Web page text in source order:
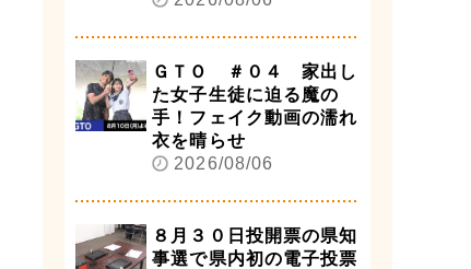
ＧＴＯ ＃０４ 家出し
た女子生徒に迫る魔の
手！フェイク動画の濡れ
衣を晴らせ
2026/08/06
８月３０日投開票の県知
事選で県内初の電子投票